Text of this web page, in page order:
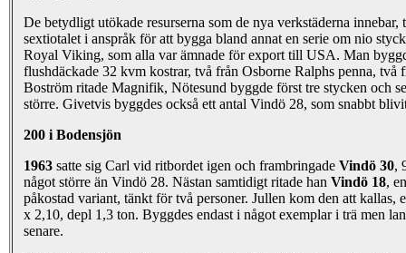
De betydligt utökade resurserna som de nya verkstäderna innebar,
sextiotalet i anspråk för att bygga bland annat en serie om nio
Royal Viking, som alla var ämnade för export till USA. Man
flushdäckade 32 kvm kostrar, två från Osborne Ralphs penna, två
Boström ritade Magnifik, Nötesund byggde först tre stycken och
större. Givetvis byggdes också ett antal Vindö 28, som snabbt
200 i Bodensjön
1963 satte sig Carl vid ritbordet igen och frambringade Vindö 30,
något större än Vindö 28. Nästan samtidigt ritade han Vindö 18,
påkostad variant, tänkt för två personer. Jullen kom den att kallas,
x 2,10, depl 1,3 ton. Byggdes endast i något exemplar i trä men
senare.